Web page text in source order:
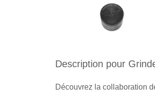
Description pour
Découvrez la collaboration